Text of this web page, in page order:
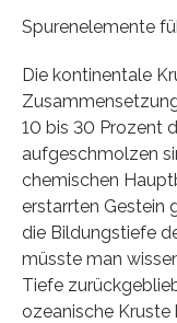
Spurenelemente
Die kontinentale
10 bis 30 Prozent
aufgeschmolzen
chemischen
erstarrten Gestein
die Bildungstiefe
müsste man
Tiefe
ozeanische Kruste